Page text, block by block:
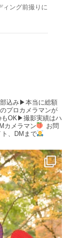
ィング前撮りに
込み▶︎本当に総額
プロカメラマンが
もOK▶︎撮影実績はハ
カメラマン
お問
、DMまで